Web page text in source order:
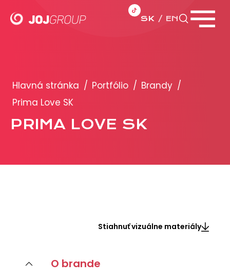
SK EN
Brandy
Produkty
PRODUKCIA
Hlavná stránka / Portfólio / Brandy /
Prima Love SK
PRIMA LOVE SK
Stiahnuť vizuálne materiály
O brande